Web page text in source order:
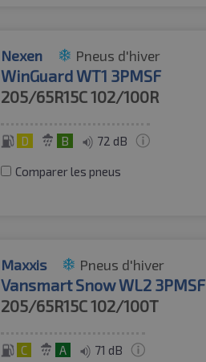
Nexen Pneus d'hiver
WinGuard WT1 3PMSF
205/65R15C102/100R
D B 72 dB
Comparer les pneus
Maxxis Pneus d'hiver
Vansmart Snow WL2 3PMSF
205/65R15C102/100T
C A 71 dB